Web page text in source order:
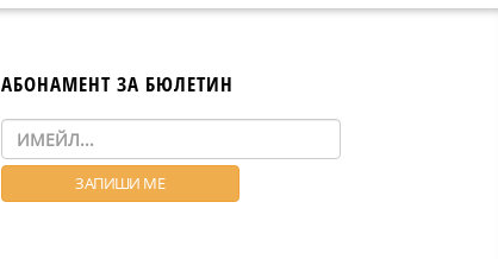
АБОНАМЕНТ ЗА БЮЛЕТИН